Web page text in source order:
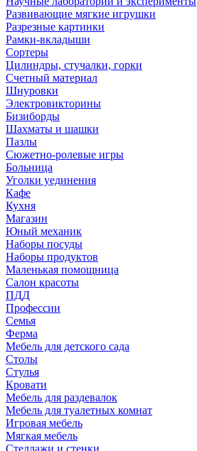
Развивающие мягкие игрушки
Разрезные картинки
Рамки-вкладыши
Сортеры
Цилиндры, стучалки, горки
Счетный материал
Шнуровки
Электровикторины
Бизиборды
Шахматы и шашки
Пазлы
Сюжетно-ролевые игры
Больница
Уголки уединения
Кафе
Кухня
Магазин
Юный механик
Наборы посуды
Наборы продуктов
Маленькая помощница
Салон красоты
ПДД
Профессии
Семья
Ферма
Мебель для детского сада
Столы
Cтулья
Кровати
Мебель для раздевалок
Мебель для туалетных комнат
Игровая мебель
Мягкая мебель
Стеллажи и стенки